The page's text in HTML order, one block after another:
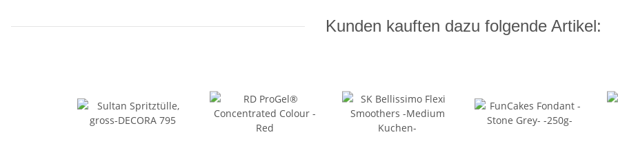
Kunden kauften dazu folgende Artikel: